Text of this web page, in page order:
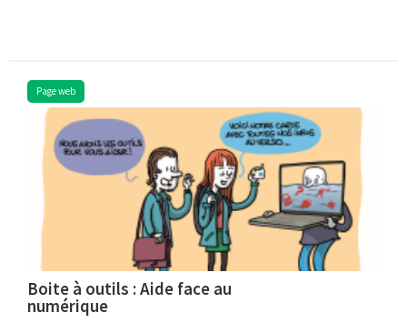
Page web
Boite à outils : Aide face au
numérique